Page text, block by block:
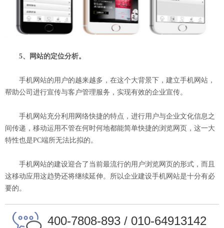
5、网站的定位分析。
手机网站的用户的越来越多，在这个大背景下，建立手机网站，
帮助公司进行宣传与客户管理服务，实现有效的企业宣传。
手机网站充分利用网络快捷的特点，进行用户与企业文化信息之
间传递，移动运用不管在何时何地都能简单快捷的浏览网页，这一大
特性也是PC端所无法比拟的。
手机网站的建设迎合了当前最流行的用户浏览网页的形式，而且
这移动应用这趋势还将继续延伸。所以企业建设手机网站是十分有必
要的。
400-7808-893 / 010-64913142